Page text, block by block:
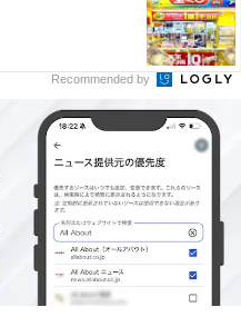
宝塚歌劇団の元トップス
す。ドラマ『女王の教
』（フジテレビ系）な
ルビューティーな演技で
のイメージがあるので、
トのイメージに合ってい
Recommended by